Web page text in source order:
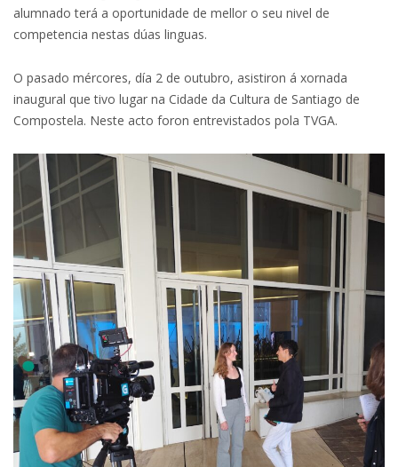
alumnado terá a oportunidade de mellor o seu nivel de
competencia nestas dúas linguas.
O pasado mércores, día 2 de outubro, asistiron á xornada
inaugural que tivo lugar na Cidade da Cultura de Santiago de
Compostela. Neste acto foron entrevistados pola TVGA.